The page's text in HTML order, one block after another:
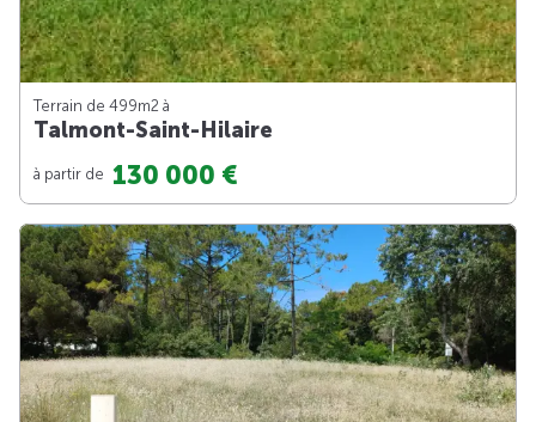
Terrain de 499m2 à
Talmont-Saint-Hilaire
à partir de 130 000 €